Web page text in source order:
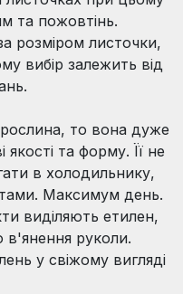
та пожовтінь.
розміром листочки,
вибір залежить від
то вона дуже
та форму. Її не
в холодильнику,
Максимум день.
виділяють етилен,
руколи.
у свіжому вигляді